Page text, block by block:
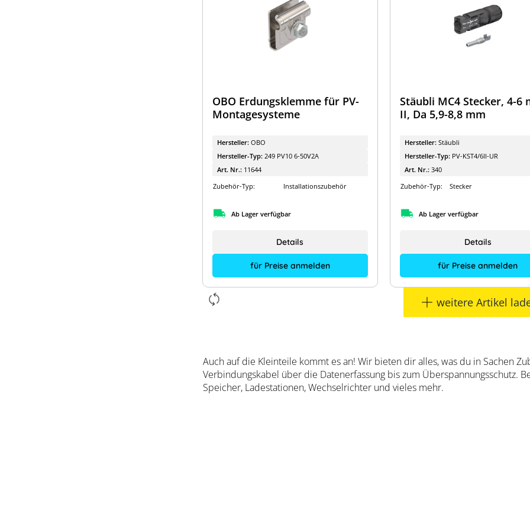
OBO Erdungsklemme für PV-
Montagesysteme
Hersteller: OBO
Hersteller-Typ: 249 PV10 6-50V2A
Art. Nr.: 11644
Zubehör-Typ:
Installationszubehör
Ab Lager verfügbar
für Preise anmelden
Details
Stäubli MC4 Stecker, 4-6
II, Da 5,9-8,8 mm
Hersteller:Stäubli
Hersteller-Typ: PV-KST4/6II-UR
Art. Nr.:340
Zubehör-Typ:
Stecker
Ab Lager verfügbar
für Preise anmelden
Details
weitere Artikel
Auch auf die Kleinteile kommt es an! Wir bieten dir alles, was du in Sachen
Verbindungskabel über die Datenerfassung bis zum Überspannungsschutz.
Speicher, Ladestationen, Wechselrichter und vieles mehr.